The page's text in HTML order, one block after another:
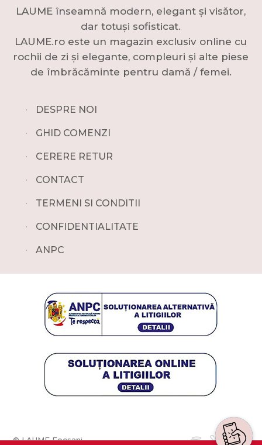
LAUME înseamnă modern, elegant și visător,
dar totuși sofisticat.
LAUME.ro este un magazin exclusiv online cu
rochii de zi și elegante, compleuri și alte piese
de îmbrăcăminte pentru damă / femei.
∙ DESPRE NOI
∙ GHID COMENZI
∙ CERERE RETUR
∙ CONTACT
∙ TERMENI SI CONDITII
∙ CONFIDENTIALITATE
∙ ANPC
© LAUME Focsani